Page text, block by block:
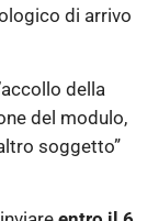
di arrivo
della
del modulo,
soggetto”